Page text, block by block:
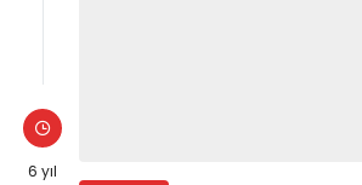
6 yıl